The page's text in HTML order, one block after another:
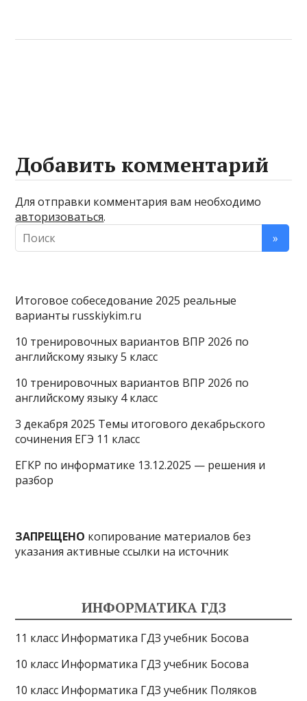
Добавить комментарий
Для отправки комментария вам необходимо
авторизоваться.
Итоговое собеседование 2025 реальные
варианты russkiykim.ru
10 тренировочных вариантов ВПР 2026 по
английскому языку 5 класс
10 тренировочных вариантов ВПР 2026 по
английскому языку 4 класс
3 декабря 2025 Темы итогового декабрьского
сочинения ЕГЭ 11 класс
ЕГКР по информатике 13.12.2025 — решения и
разбор
ЗАПРЕЩЕНО копирование материалов без
указания активные ссылки на источник
ИНФОРМАТИКА ГДЗ
11 класс Информатика ГДЗ учебник Босова
10 класс Информатика ГДЗ учебник Босова
10 класс Информатика ГДЗ учебник Поляков